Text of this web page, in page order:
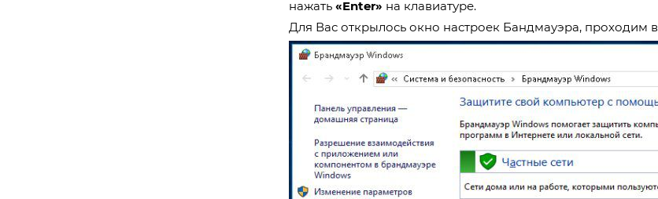
нажать «Enter» на клавиатуре.
Для Вас открылось окно настроек Бандмауэра, проходим в